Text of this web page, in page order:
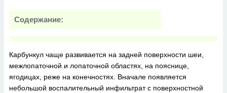
Содержание:
Карбункул чаще развивается на задней поверхности шеи,
межлопаточной и лопаточной областях, на пояснице,
ягодицах, реже на конечностях. Вначале появляется
небольшой воспалительный инфильтрат с поверхностной